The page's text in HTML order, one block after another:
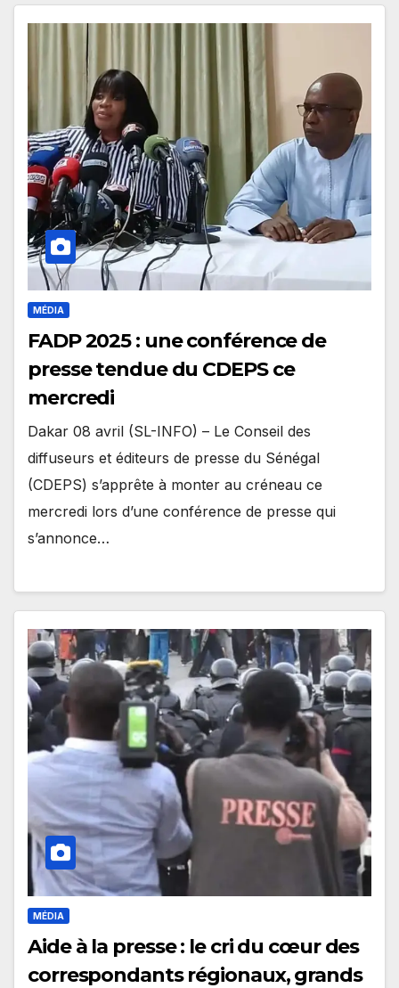
MÉDIA
FADP 2025 : une conférence de
presse tendue du CDEPS ce
mercredi
Dakar 08 avril (SL-INFO) – Le Conseil des
diffuseurs et éditeurs de presse du Sénégal
(CDEPS) s’apprête à monter au créneau ce
mercredi lors d’une conférence de presse qui
s’annonce…
MÉDIA
Aide à la presse : le cri du cœur des
correspondants régionaux, grands